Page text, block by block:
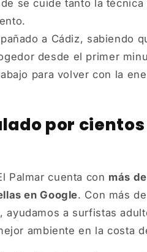
se cuide tanto la
a Cádiz, sabiendo
desde el primer
para volver con la
por cientos
Palmar cuenta con más
en Google. Con más
ayudamos a surfistas
ambiente en la costa